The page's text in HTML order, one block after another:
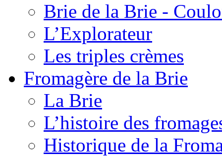
Brie de la Brie -
L’Explorateur
Les triples crèmes
Fromagère de la Brie
La Brie
L’histoire des
Historique de la